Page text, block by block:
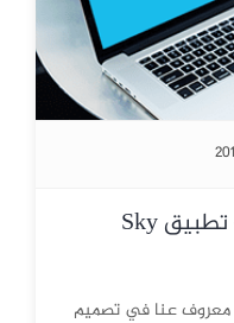
تصميم تطبيقات شوبنج – تطبيق Sky
عنا في تصميم